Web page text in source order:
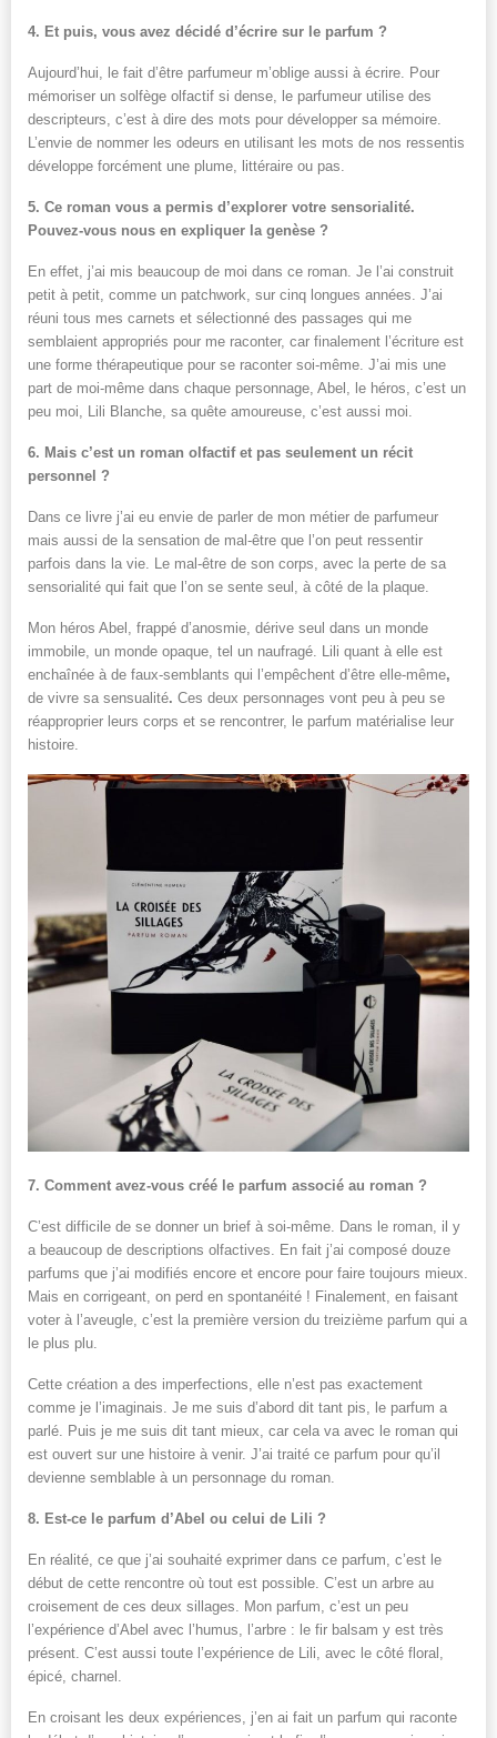
4. Et puis, vous avez décidé d’écrire sur le parfum ?
Aujourd’hui, le fait d’être parfumeur m’oblige aussi à écrire. Pour
mémoriser un solfège olfactif si dense, le parfumeur utilise des
descripteurs, c’est à dire des mots pour développer sa mémoire.
L’envie de nommer les odeurs en utilisant les mots de nos ressentis
développe forcément une plume, littéraire ou pas.
5. Ce roman vous a permis d’explorer votre sensorialité.
Pouvez-vous nous en expliquer la genèse ?
En effet, j’ai mis beaucoup de moi dans ce roman. Je l’ai construit
petit à petit, comme un patchwork, sur cinq longues années. J’ai
réuni tous mes carnets et sélectionné des passages qui me
semblaient appropriés pour me raconter, car finalement l’écriture est
une forme thérapeutique pour se raconter soi-même. J’ai mis une
part de moi-même dans chaque personnage, Abel, le héros, c’est un
peu moi, Lili Blanche, sa quête amoureuse, c’est aussi moi.
6. Mais c’est un roman olfactif et pas seulement un récit
personnel ?
Dans ce livre j’ai eu envie de parler de mon métier de parfumeur
mais aussi de la sensation de mal-être que l’on peut ressentir
parfois dans la vie. Le mal-être de son corps, avec la perte de sa
sensorialité qui fait que l’on se sente seul, à côté de la plaque.
Mon héros Abel, frappé d’anosmie, dérive seul dans un monde
immobile, un monde opaque, tel un naufragé. Lili quant à elle est
enchaînée à de faux-semblants qui l’empêchent d’être elle-même,
de vivre sa sensualité. Ces deux personnages vont peu à peu se
réapproprier leurs corps et se rencontrer, le parfum matérialise leur
histoire.
7. Comment avez-vous créé le parfum associé au roman ?
C’est difficile de se donner un brief à soi-même. Dans le roman, il y
a beaucoup de descriptions olfactives. En fait j’ai composé douze
parfums que j’ai modifiés encore et encore pour faire toujours mieux.
Mais en corrigeant, on perd en spontanéité ! Finalement, en faisant
voter à l’aveugle, c’est la première version du treizième parfum qui a
le plus plu.
Cette création a des imperfections, elle n’est pas exactement
comme je l’imaginais. Je me suis d’abord dit tant pis, le parfum a
parlé. Puis je me suis dit tant mieux, car cela va avec le roman qui
est ouvert sur une histoire à venir. J’ai traité ce parfum pour qu’il
devienne semblable à un personnage du roman.
8. Est-ce le parfum d’Abel ou celui de Lili ?
En réalité, ce que j’ai souhaité exprimer dans ce parfum, c’est le
début de cette rencontre où tout est possible. C’est un arbre au
croisement de ces deux sillages. Mon parfum, c’est un peu
l’expérience d’Abel avec l’humus, l’arbre : le fir balsam y est très
présent. C’est aussi toute l’expérience de Lili, avec le côté floral,
épicé, charnel.
En croisant les deux expériences, j’en ai fait un parfum qui raconte